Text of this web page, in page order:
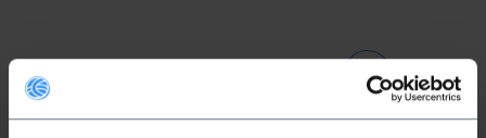
Produkty
powiązane